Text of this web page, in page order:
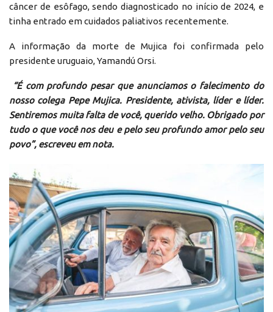
câncer de esôfago, sendo diagnosticado no início de 2024, e
tinha entrado em cuidados paliativos recentemente.
A informação da morte de Mujica foi confirmada pelo
presidente uruguaio, Yamandú Orsi.
“É com profundo pesar que anunciamos o falecimento do
nosso colega Pepe Mujica. Presidente, ativista, líder e líder.
Sentiremos muita falta de você, querido velho. Obrigado por
tudo o que você nos deu e pelo seu profundo amor pelo seu
povo”, escreveu em nota.